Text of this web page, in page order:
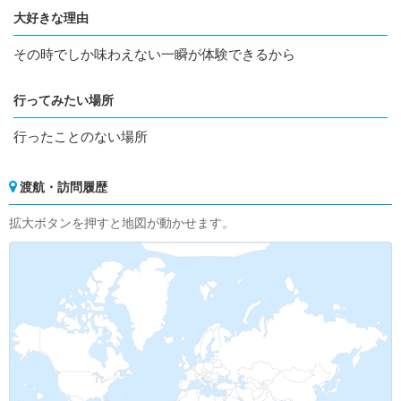
大好きな理由
その時でしか味わえない一瞬が体験できるから
行ってみたい場所
行ったことのない場所
渡航・訪問履歴
拡大ボタンを押すと地図が動かせます。